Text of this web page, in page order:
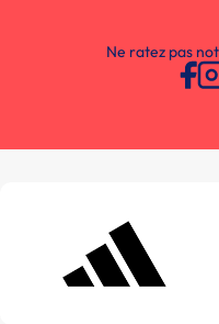
Ne ratez pas